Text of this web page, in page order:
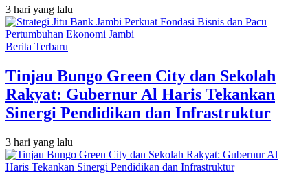
3 hari yang lalu
Berita Terbaru
Tinjau Bungo Green City dan Sekolah
Rakyat: Gubernur Al Haris Tekankan
Sinergi Pendidikan dan Infrastruktur
3 hari yang lalu